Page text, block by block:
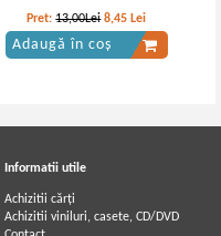
Pret:13,00Lei 8,45 Lei
Adaugă în coș
Informatii utile
Achizitii cărți
Achizitii viniluri, casete, CD/DVD